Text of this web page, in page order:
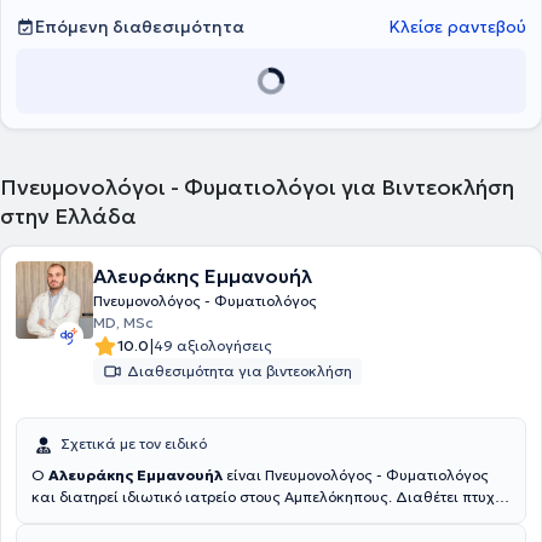
εργοσπιρομετρία και στη διακοπή καπνίσματος.
Επόμενη διαθεσιμότητα
Κλείσε ραντεβού
Πνευμονολόγοι - Φυματιολόγοι για Βιντεοκλήση
στην Ελλάδα
Αλευράκης Εμμανουήλ
Πνευμονολόγος - Φυματιολόγος
MD, MSc
10.0|49 αξιολογήσεις
Διαθεσιμότητα για βιντεοκλήση
Σχετικά με τον ειδικό
Ο Αλευράκης Εμμανουήλ είναι Πνευμονολόγος - Φυματιολόγος
και διατηρεί ιδιωτικό ιατρείο στους Αμπελόκηπους. Διαθέτει πτυχίο